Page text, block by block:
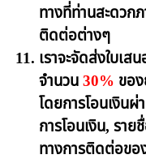
ทางที่ท่านสะดวก
ติดต่อต่างๆ
เราจะจัดส่งใบเ
จำนวน 30% ขอ
โดยการโอนเงิน
การโอนเงิน, ราย
ทางการติดต่อของ